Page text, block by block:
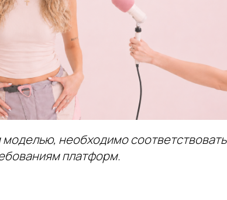
необходимо соответствовать
платформ.